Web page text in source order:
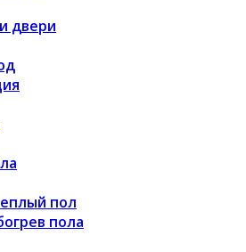
двери
пол
пола